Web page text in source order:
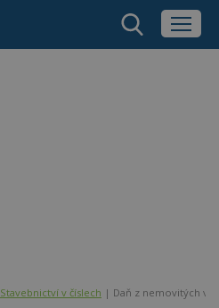
Stavebnictví v číslech Daň z nemovitých